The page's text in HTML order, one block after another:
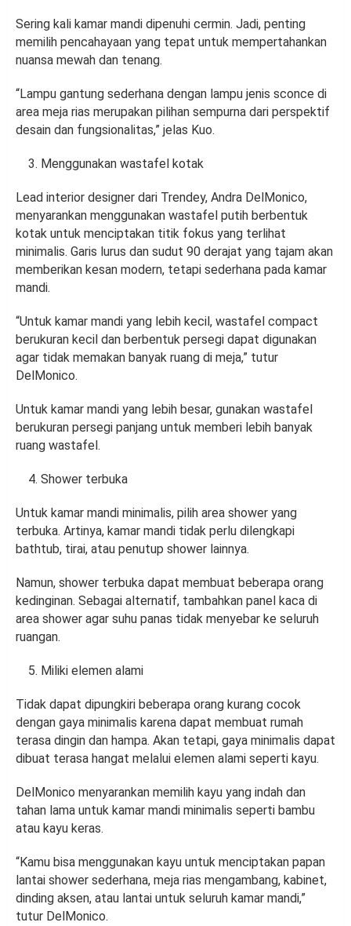
Sering kali kamar mandi dipenuhi cermin. Jadi, penting
memilih pencahayaan yang tepat untuk mempertahankan
nuansa mewah dan tenang.
“Lampu gantung sederhana dengan lampu jenis sconce di
area meja rias merupakan pilihan sempurna dari perspektif
desain dan fungsionalitas,” jelas Kuo.
Menggunakan wastafel kotak
Lead interior designer dari Trendey, Andra DelMonico,
menyarankan menggunakan wastafel putih berbentuk
kotak untuk menciptakan titik fokus yang terlihat
minimalis. Garis lurus dan sudut 90 derajat yang tajam akan
memberikan kesan modern, tetapi sederhana pada kamar
mandi.
“Untuk kamar mandi yang lebih kecil, wastafel compact
berukuran kecil dan berbentuk persegi dapat digunakan
agar tidak memakan banyak ruang di meja,” tutur
DelMonico.
Untuk kamar mandi yang lebih besar, gunakan wastafel
berukuran persegi panjang untuk memberi lebih banyak
ruang wastafel.
Shower terbuka
Untuk kamar mandi minimalis, pilih area shower yang
terbuka. Artinya, kamar mandi tidak perlu dilengkapi
bathtub, tirai, atau penutup shower lainnya.
Namun, shower terbuka dapat membuat beberapa orang
kedinginan. Sebagai alternatif, tambahkan panel kaca di
area shower agar suhu panas tidak menyebar ke seluruh
ruangan.
Miliki elemen alami
Tidak dapat dipungkiri beberapa orang kurang cocok
dengan gaya minimalis karena dapat membuat rumah
terasa dingin dan hampa. Akan tetapi, gaya minimalis dapat
dibuat terasa hangat melalui elemen alami seperti kayu.
DelMonico menyarankan memilih kayu yang indah dan
tahan lama untuk kamar mandi minimalis seperti bambu
atau kayu keras.
“Kamu bisa menggunakan kayu untuk menciptakan papan
lantai shower sederhana, meja rias mengambang, kabinet,
dinding aksen, atau lantai untuk seluruh kamar mandi,”
tutur DelMonico.